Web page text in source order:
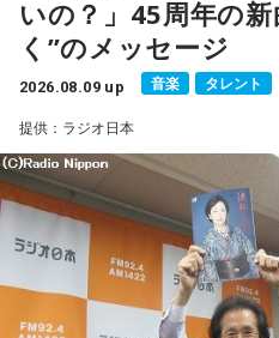
いの？」45周年の
く”のメッセージ
2026.08.09 up 音楽 タレント
提供：ラジオ日本